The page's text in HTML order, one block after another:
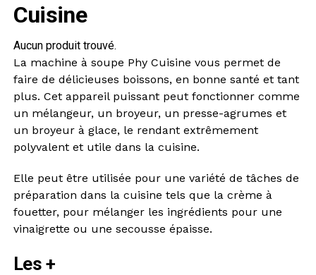
Cuisine
Aucun produit trouvé.
La machine à soupe Phy Cuisine vous permet de
faire de délicieuses boissons, en bonne santé et tant
plus. Cet appareil puissant peut fonctionner comme
un mélangeur, un broyeur, un presse-agrumes et
un broyeur à glace, le rendant extrêmement
polyvalent et utile dans la cuisine.
Elle peut être utilisée pour une variété de tâches de
préparation dans la cuisine tels que la crème à
fouetter, pour mélanger les ingrédients pour une
vinaigrette ou une secousse épaisse.
Les +